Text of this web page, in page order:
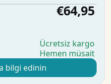
€64,95
Ücretsiz kargo
Hemen müsait
bilgi edinin